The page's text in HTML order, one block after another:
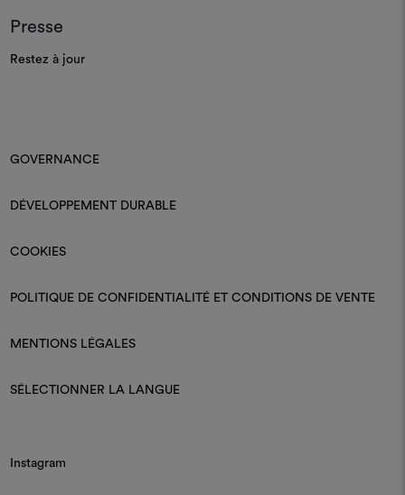
Presse
Restez à jour
GOVERNANCE
DÉVELOPPEMENT DURABLE
COOKIES
POLITIQUE DE CONFIDENTIALITÉ ET CONDITIONS DE VENTE
MENTIONS LÉGALES
SÉLECTIONNER LA LANGUE
Instagram